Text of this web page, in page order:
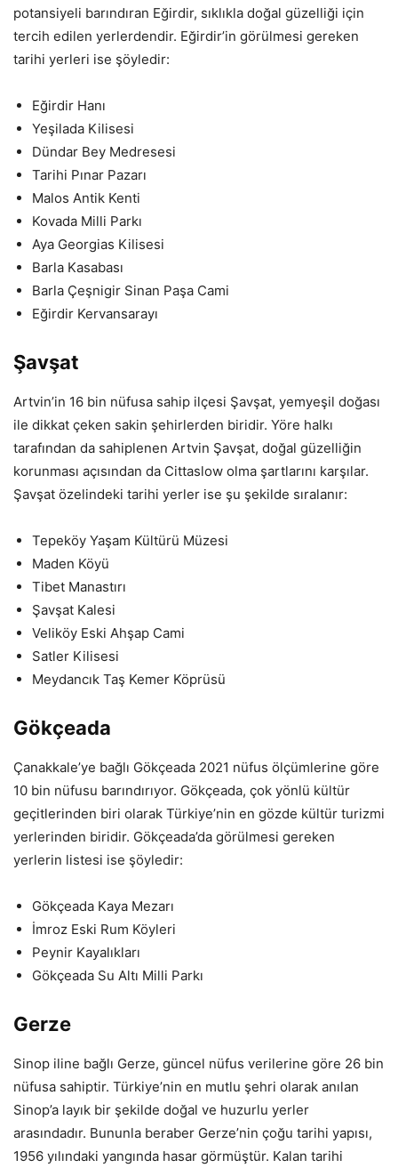
potansiyeli barındıran Eğirdir, sıklıkla doğal güzelliği için
tercih edilen yerlerdendir. Eğirdir’in görülmesi gereken
tarihi yerleri ise şöyledir:
Eğirdir Hanı
Yeşilada Kilisesi
Dündar Bey Medresesi
Tarihi Pınar Pazarı
Malos Antik Kenti
Kovada Milli Parkı
Aya Georgias Kilisesi
Barla Kasabası
Barla Çeşnigir Sinan Paşa Cami
Eğirdir Kervansarayı
Şavşat
Artvin’in 16 bin nüfusa sahip ilçesi Şavşat, yemyeşil doğası
ile dikkat çeken sakin şehirlerden biridir. Yöre halkı
tarafından da sahiplenen Artvin Şavşat, doğal güzelliğin
korunması açısından da Cittaslow olma şartlarını karşılar.
Şavşat özelindeki tarihi yerler ise şu şekilde sıralanır:
Tepeköy Yaşam Kültürü Müzesi
Maden Köyü
Tibet Manastırı
Şavşat Kalesi
Veliköy Eski Ahşap Cami
Satler Kilisesi
Meydancık Taş Kemer Köprüsü
Gökçeada
Çanakkale’ye bağlı Gökçeada 2021 nüfus ölçümlerine göre
10 bin nüfusu barındırıyor. Gökçeada, çok yönlü kültür
geçitlerinden biri olarak Türkiye’nin en gözde kültür turizmi
yerlerinden biridir. Gökçeada’da görülmesi gereken
yerlerin listesi ise şöyledir:
Gökçeada Kaya Mezarı
İmroz Eski Rum Köyleri
Peynir Kayalıkları
Gökçeada Su Altı Milli Parkı
Gerze
Sinop iline bağlı Gerze, güncel nüfus verilerine göre 26 bin
nüfusa sahiptir. Türkiye’nin en mutlu şehri olarak anılan
Sinop’a layık bir şekilde doğal ve huzurlu yerler
arasındadır. Bununla beraber Gerze’nin çoğu tarihi yapısı,
1956 yılındaki yangında hasar görmüştür. Kalan tarihi